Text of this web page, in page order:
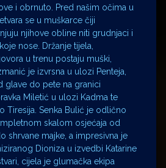
i obrnuto. Pred našim očima u
se u muškarce čiji
njihove obline niti grudnjaci i
nose. Držanje tijela,
u trenu postaju muški,
je izvrsna u ulozi Penteja,
glave do pete na granici
Miletić u ulozi Kadma te
Tiresija. Senka Bulić je odlično
skalom osjećaja od
shrvane majke, a impresivna je
Dioniza u izvedbi Katarine
cijela je glumačka ekipa